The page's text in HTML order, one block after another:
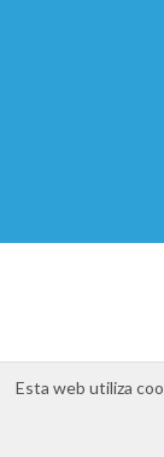
Esta web utiliza